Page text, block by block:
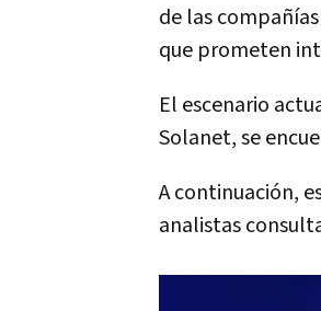
de las
que prometen
El escenario
Solanet, se
A continuación,
analistas